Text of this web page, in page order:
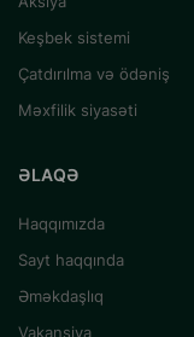
Keşbek sistemi
Çatdırılma və ödəniş
Məxfilik siyasəti
ƏLAQƏ
Haqqımızda
Sayt haqqında
Əməkdaşlıq
Vakansiya